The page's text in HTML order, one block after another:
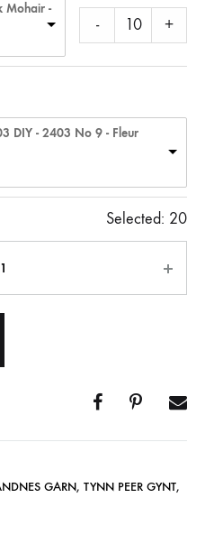
Mohair -
- +
DIY - 2403 No 9 - Fleur
Selected: 20
GARN, TYNN PEER GYNT,